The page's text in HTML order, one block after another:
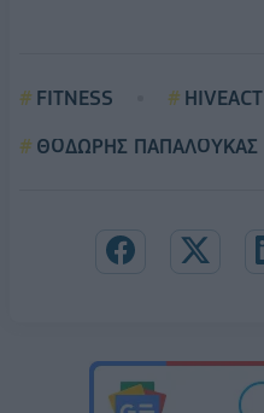
FITNESS
HIVEACT
ΘΟΔΩΡΗΣ ΠΑΠΑΛΟΥΚΑΣ